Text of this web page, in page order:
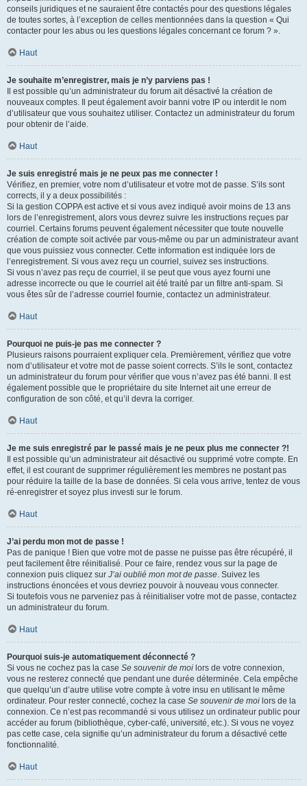
conseils juridiques et ne sauraient être contactés pour des questions légales
de toutes sortes, à l’exception de celles mentionnées dans la question « Qui
contacter pour les abus ou les questions légales concernant ce forum ? ».
Haut
Je souhaite m’enregistrer, mais je n’y parviens pas !
Il est possible qu’un administrateur du forum ait désactivé la création de
nouveaux comptes. Il peut également avoir banni votre IP ou interdit le nom
d’utilisateur que vous souhaitez utiliser. Contactez un administrateur du forum
pour obtenir de l’aide.
Haut
Je suis enregistré mais je ne peux pas me connecter !
Vérifiez, en premier, votre nom d’utilisateur et votre mot de passe. S’ils sont
corrects, il y a deux possibilités :
Si la gestion COPPA est active et si vous avez indiqué avoir moins de 13 ans
lors de l’enregistrement, alors vous devrez suivre les instructions reçues par
courriel. Certains forums peuvent également nécessiter que toute nouvelle
création de compte soit activée par vous-même ou par un administrateur avant
que vous puissiez vous connecter. Cette information est indiquée lors de
l’enregistrement. Si vous avez reçu un courriel, suivez ses instructions.
Si vous n’avez pas reçu de courriel, il se peut que vous ayez fourni une
adresse incorrecte ou que le courriel ait été traité par un filtre anti-spam. Si
vous êtes sûr de l’adresse courriel fournie, contactez un administrateur.
Haut
Pourquoi ne puis-je pas me connecter ?
Plusieurs raisons pourraient expliquer cela. Premièrement, vérifiez que votre
nom d’utilisateur et votre mot de passe soient corrects. S’ils le sont, contactez
un administrateur du forum pour vérifier que vous n’avez pas été banni. Il est
également possible que le propriétaire du site Internet ait une erreur de
configuration de son côté, et qu’il devra la corriger.
Haut
Je me suis enregistré par le passé mais je ne peux plus me connecter ?!
Il est possible qu’un administrateur ait désactivé ou supprimé votre compte. En
effet, il est courant de supprimer régulièrement les membres ne postant pas
pour réduire la taille de la base de données. Si cela vous arrive, tentez de vous
ré-enregistrer et soyez plus investi sur le forum.
Haut
J’ai perdu mon mot de passe !
Pas de panique ! Bien que votre mot de passe ne puisse pas être récupéré, il
peut facilement être réinitialisé. Pour ce faire, rendez vous sur la page de
connexion puis cliquez sur J’ai oublié mon mot de passe. Suivez les
instructions énoncées et vous devriez pouvoir à nouveau vous connecter.
Si toutefois vous ne parveniez pas à réinitialiser votre mot de passe, contactez
un administrateur du forum.
Haut
Pourquoi suis-je automatiquement déconnecté ?
Si vous ne cochez pas la case Se souvenir de moi lors de votre connexion,
vous ne resterez connecté que pendant une durée déterminée. Cela empêche
que quelqu’un d’autre utilise votre compte à votre insu en utilisant le même
ordinateur. Pour rester connecté, cochez la case Se souvenir de moi lors de la
connexion. Ce n’est pas recommandé si vous utilisez un ordinateur public pour
accéder au forum (bibliothèque, cyber-café, université, etc.). Si vous ne voyez
pas cette case, cela signifie qu’un administrateur du forum a désactivé cette
fonctionnalité.
Haut